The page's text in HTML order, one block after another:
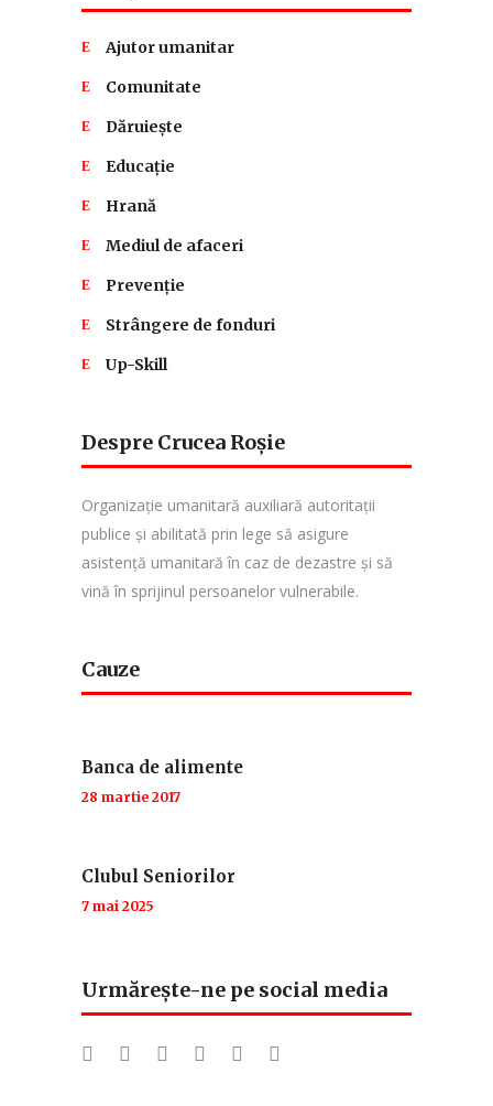
Ajutor umanitar
Comunitate
Dăruiește
Educație
Hrană
Mediul de afaceri
Prevenție
Strângere de fonduri
Up-Skill
Despre Crucea Roșie
Organizație umanitară auxiliară autoritații
publice și abilitată prin lege să asigure
asistență umanitară în caz de dezastre și să
vină în sprijinul persoanelor vulnerabile.
Cauze
Banca de alimente
28 martie 2017
Clubul Seniorilor
7 mai 2025
Urmărește-ne pe social media